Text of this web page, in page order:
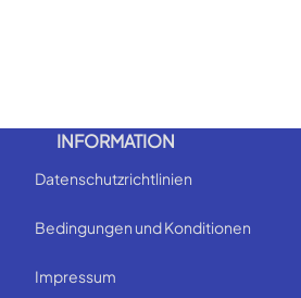
INFORMATION
Datenschutzrichtlinien
Bedingungen und Konditionen
Impressum